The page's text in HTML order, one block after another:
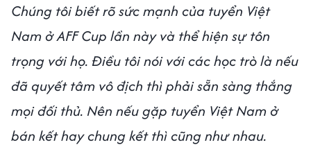
Chúng tôi biết rõ sức mạnh của tuyển Việt
Nam ở AFF Cup lần này và thể hiện sự tôn
trọng với họ. Điều tôi nói với các học trò là nếu
đã quyết tâm vô địch thì phải sẵn sàng thắng
mọi đối thủ. Nên nếu gặp tuyển Việt Nam ở
bán kết hay chung kết thì cũng như nhau.